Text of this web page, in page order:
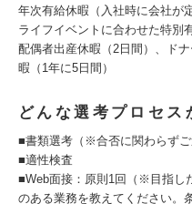
年次有給休暇（入社時に会社が
ライフイベントに合わせた特別
配偶者出産休暇（2日間）、ド
暇（1年に5日間）
どんな選考プロセス
■書類選考（※合否に関わらずご
■適性検査
■Web面接：原則1回（※目指し
のある業務を教えてください。